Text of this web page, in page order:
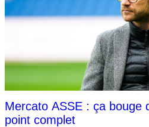
Mercato ASSE : ça bouge
point complet